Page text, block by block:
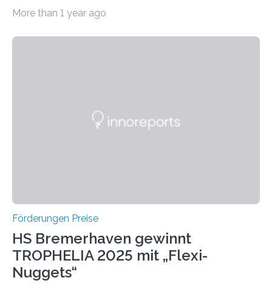
Leben gerufen, um die bemerkenswertesten
Foundation, des BIAL Award in Biomedicine ist in
More than 1 year ago
Förderungen Preise
HS Bremerhaven gewinnt
TROPHELIA 2025 mit „Flexi-
Nuggets“